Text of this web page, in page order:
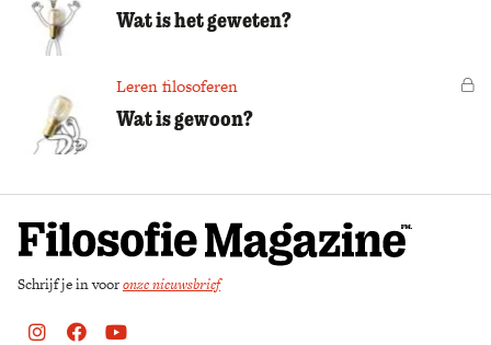
Wat is het geweten?
Leren filosoferen
Wat is gewoon?
Schrijf je in vooronze nieuwsbrief
Instagram
FacebookYoutube